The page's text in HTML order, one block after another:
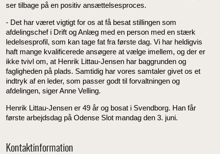
ser tilbage på en positiv ansættelsesproces.
- Det har været vigtigt for os at få besat stillingen som
afdelingschef i Drift og Anlæg med en person med en stærk
ledelsesprofil, som kan tage fat fra første dag. Vi har heldigvis
haft mange kvalificerede ansøgere at vælge imellem, og der er
ikke tvivl om, at Henrik Littau-Jensen har baggrunden og
fagligheden på plads. Samtidig har vores samtaler givet os et
indtryk af en leder, som passer godt til forvaltningen og
afdelingen, siger Anne Velling.
Henrik Littau-Jensen er 49 år og bosat i Svendborg. Han får
første arbejdsdag på Odense Slot mandag den 3. juni.
Kontaktinformation